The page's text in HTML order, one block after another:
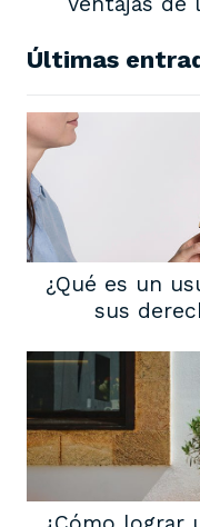
Últimas
¿Qué es un
sus